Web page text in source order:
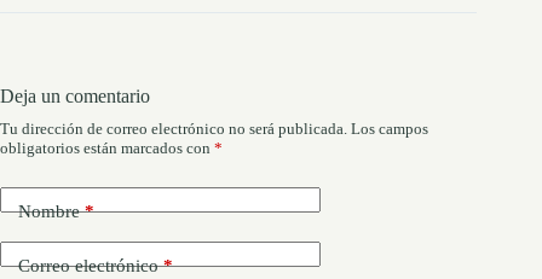
Deja un comentario
Tu dirección de correo electrónico no será publicada. Los campos
obligatorios están marcados con *
Nombre*
Correo electrónico*